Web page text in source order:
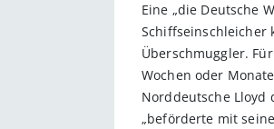
Eine „die Deutsche
Schiffseinschleicher
Überschmuggler.
Wochen oder
Norddeutsche Lloyd
„beförderte mit